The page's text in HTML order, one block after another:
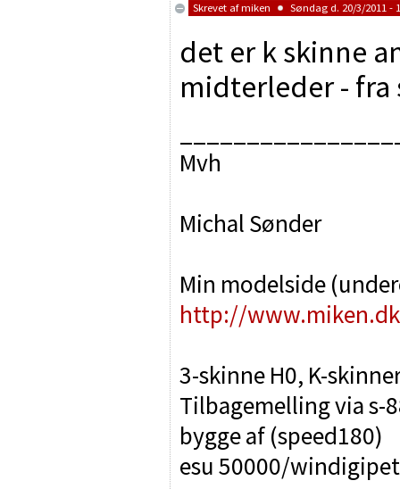
Skrevet afmiken Søndag d. 20/3/2011 -
det er k skinne
midterleder - fra
Mvh
Michal Sønder
Min modelside
http://www.miken.dk
3-skinne H0, K-
Tilbagemelling via s-
bygge af (speed180)
esu 50000/